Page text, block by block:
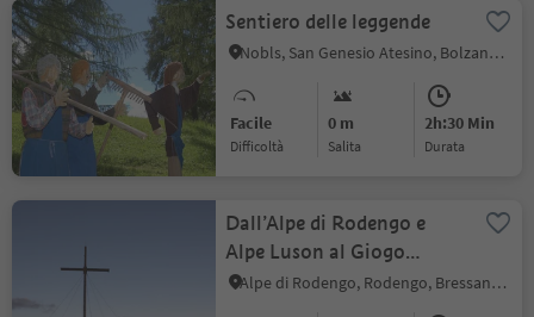
Sentiero delle leggende
Nobls, San Genesio Atesino, Bolzano e dintorni
Facile
Difficoltà
0 m
Salita
2h:30 Min
durata
Dall’Alpe di Rodengo e
Alpe Luson al Giogo
d’Asta (Astjoch)
Alpe di Rodengo, Rodengo, Bressanone e dintorni